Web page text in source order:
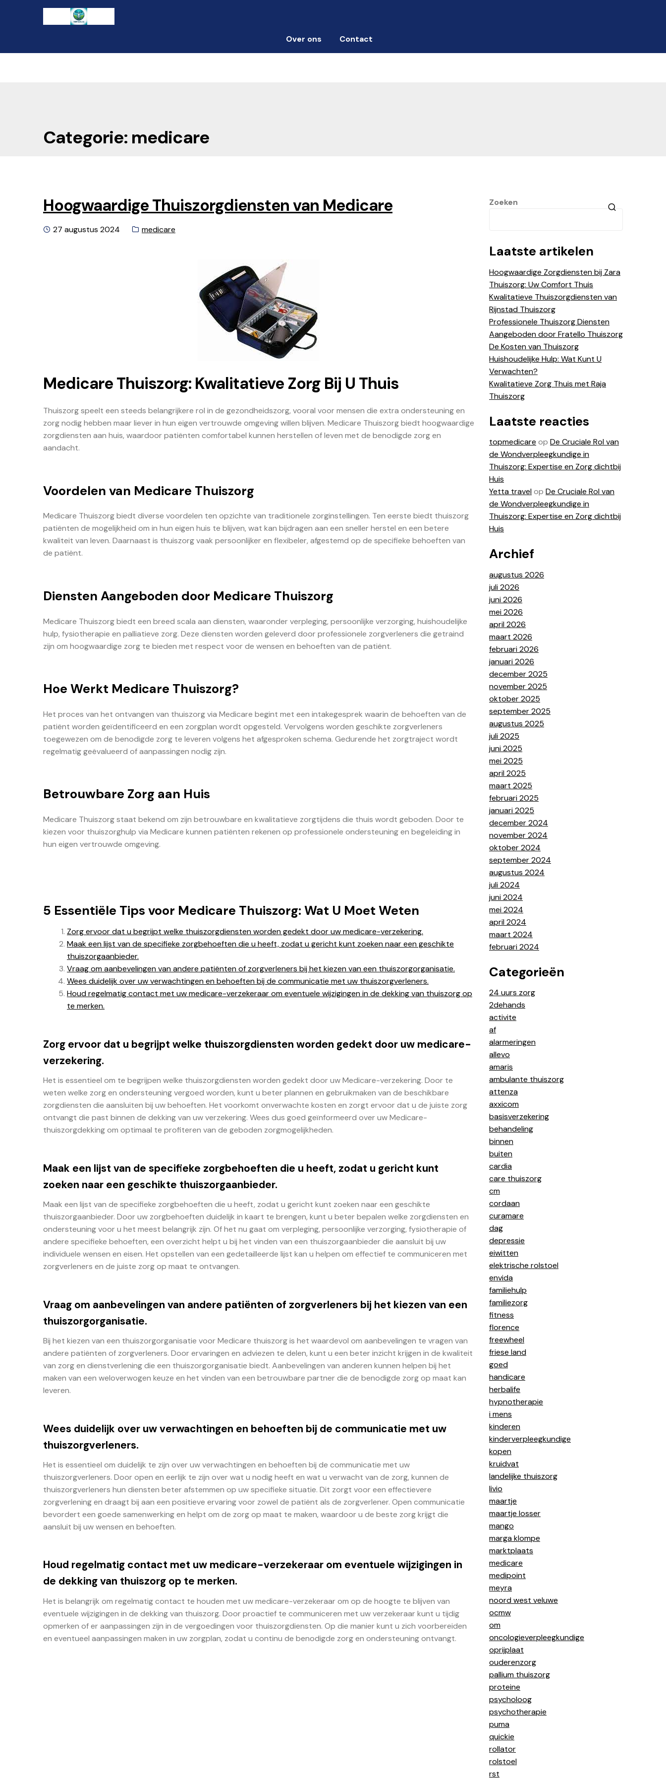
Over ons Contact
Categorie: medicare
Hoogwaardige Thuiszorgdiensten van Medicare
Geplaatst
27 augustus 2024 Categorie:
medicare
Medicare Thuiszorg: Kwalitatieve Zorg Bij U Thuis
Thuiszorg speelt een steeds belangrijkere rol in de gezondheidszorg, vooral voor mensen die extra ondersteuning en
zorg nodig hebben maar liever in hun eigen vertrouwde omgeving willen blijven. Medicare Thuiszorg biedt hoogwaardige
zorgdiensten aan huis, waardoor patiënten comfortabel kunnen herstellen of leven met de benodigde zorg en
aandacht.
Voordelen van Medicare Thuiszorg
Medicare Thuiszorg biedt diverse voordelen ten opzichte van traditionele zorginstellingen. Ten eerste biedt thuiszorg
patiënten de mogelijkheid om in hun eigen huis te blijven, wat kan bijdragen aan een sneller herstel en een betere
kwaliteit van leven. Daarnaast is thuiszorg vaak persoonlijker en flexibeler, afgestemd op de specifieke behoeften van
de patiënt.
Diensten Aangeboden door Medicare Thuiszorg
Medicare Thuiszorg biedt een breed scala aan diensten, waaronder verpleging, persoonlijke verzorging, huishoudelijke
hulp, fysiotherapie en palliatieve zorg. Deze diensten worden geleverd door professionele zorgverleners die getraind
zijn om hoogwaardige zorg te bieden met respect voor de wensen en behoeften van de patiënt.
Hoe Werkt Medicare Thuiszorg?
Het proces van het ontvangen van thuiszorg via Medicare begint met een intakegesprek waarin de behoeften van de
patiënt worden geïdentificeerd en een zorgplan wordt opgesteld. Vervolgens worden geschikte zorgverleners
toegewezen om de benodigde zorg te leveren volgens het afgesproken schema. Gedurende het zorgtraject wordt
regelmatig geëvalueerd of aanpassingen nodig zijn.
Betrouwbare Zorg aan Huis
Medicare Thuiszorg staat bekend om zijn betrouwbare en kwalitatieve zorgtijdens die thuis wordt geboden. Door te
kiezen voor thuiszorghulp via Medicare kunnen patiënten rekenen op professionele ondersteuning en begeleiding in
hun eigen vertrouwde omgeving.
5 Essentiële Tips voor Medicare Thuiszorg: Wat U Moet Weten
Zorg ervoor dat u begrijpt welke thuiszorgdiensten worden gedekt door uw medicare-verzekering.
Maak een lijst van de specifieke zorgbehoeften die u heeft, zodat u gericht kunt zoeken naar een geschikte
thuiszorgaanbieder.
Vraag om aanbevelingen van andere patiënten of zorgverleners bij het kiezen van een thuiszorgorganisatie.
Wees duidelijk over uw verwachtingen en behoeften bij de communicatie met uw thuiszorgverleners.
Houd regelmatig contact met uw medicare-verzekeraar om eventuele wijzigingen in de dekking van thuiszorg op
te merken.
Zorg ervoor dat u begrijpt welke thuiszorgdiensten worden gedekt door uw medicare-
verzekering.
Het is essentieel om te begrijpen welke thuiszorgdiensten worden gedekt door uw Medicare-verzekering. Door te
weten welke zorg en ondersteuning vergoed worden, kunt u beter plannen en gebruikmaken van de beschikbare
zorgdiensten die aansluiten bij uw behoeften. Het voorkomt onverwachte kosten en zorgt ervoor dat u de juiste zorg
ontvangt die past binnen de dekking van uw verzekering. Wees dus goed geïnformeerd over uw Medicare-
thuiszorgdekking om optimaal te profiteren van de geboden zorgmogelijkheden.
Maak een lijst van de specifieke zorgbehoeften die u heeft, zodat u gericht kunt
zoeken naar een geschikte thuiszorgaanbieder.
Maak een lijst van de specifieke zorgbehoeften die u heeft, zodat u gericht kunt zoeken naar een geschikte
thuiszorgaanbieder. Door uw zorgbehoeften duidelijk in kaart te brengen, kunt u beter bepalen welke zorgdiensten en
ondersteuning voor u het meest belangrijk zijn. Of het nu gaat om verpleging, persoonlijke verzorging, fysiotherapie of
andere specifieke behoeften, een overzicht helpt u bij het vinden van een thuiszorgaanbieder die aansluit bij uw
individuele wensen en eisen. Het opstellen van een gedetailleerde lijst kan u helpen om effectief te communiceren met
zorgverleners en de juiste zorg op maat te ontvangen.
Vraag om aanbevelingen van andere patiënten of zorgverleners bij het kiezen van een
thuiszorgorganisatie.
Bij het kiezen van een thuiszorgorganisatie voor Medicare thuiszorg is het waardevol om aanbevelingen te vragen van
andere patiënten of zorgverleners. Door ervaringen en adviezen te delen, kunt u een beter inzicht krijgen in de kwaliteit
van zorg en dienstverlening die een thuiszorgorganisatie biedt. Aanbevelingen van anderen kunnen helpen bij het
maken van een weloverwogen keuze en het vinden van een betrouwbare partner die de benodigde zorg op maat kan
leveren.
Wees duidelijk over uw verwachtingen en behoeften bij de communicatie met uw
thuiszorgverleners.
Het is essentieel om duidelijk te zijn over uw verwachtingen en behoeften bij de communicatie met uw
thuiszorgverleners. Door open en eerlijk te zijn over wat u nodig heeft en wat u verwacht van de zorg, kunnen de
thuiszorgverleners hun diensten beter afstemmen op uw specifieke situatie. Dit zorgt voor een effectievere
zorgverlening en draagt bij aan een positieve ervaring voor zowel de patiënt als de zorgverlener. Open communicatie
bevordert een goede samenwerking en helpt om de zorg op maat te maken, waardoor u de beste zorg krijgt die
aansluit bij uw wensen en behoeften.
Houd regelmatig contact met uw medicare-verzekeraar om eventuele wijzigingen in
de dekking van thuiszorg op te merken.
Het is belangrijk om regelmatig contact te houden met uw medicare-verzekeraar om op de hoogte te blijven van
eventuele wijzigingen in de dekking van thuiszorg. Door proactief te communiceren met uw verzekeraar kunt u tijdig
opmerken of er aanpassingen zijn in de vergoedingen voor thuiszorgdiensten. Op die manier kunt u zich voorbereiden
en eventueel aanpassingen maken in uw zorgplan, zodat u continu de benodigde zorg en ondersteuning ontvangt.
Zoeken
Laatste artikelen
Hoogwaardige Zorgdiensten bij Zara
Thuiszorg: Uw Comfort Thuis
Kwalitatieve Thuiszorgdiensten van
Rijnstad Thuiszorg
Professionele Thuiszorg Diensten
Aangeboden door Fratello Thuiszorg
De Kosten van Thuiszorg
Huishoudelijke Hulp: Wat Kunt U
Verwachten?
Kwalitatieve Zorg Thuis met Raja
Thuiszorg
Laatste reacties
topmedicare op De Cruciale Rol van
de Wondverpleegkundige in
Thuiszorg: Expertise en Zorg dichtbij
Huis
Yetta travelop De Cruciale Rol van
de Wondverpleegkundige in
Thuiszorg: Expertise en Zorg dichtbij
Huis
Archief
augustus 2026
juli 2026
juni 2026
mei 2026
april 2026
maart 2026
februari 2026
januari 2026
december 2025
november 2025
oktober 2025
september 2025
augustus 2025
juli 2025
juni 2025
mei 2025
april 2025
maart 2025
februari 2025
januari 2025
december 2024
november 2024
oktober 2024
september 2024
augustus 2024
juli 2024
juni 2024
mei 2024
april 2024
maart 2024
februari 2024
Categorieën
24 uurs zorg
2dehands
activite
af
alarmeringen
allevo
amaris
ambulante thuiszorg
attenza
axxicom
basisverzekering
behandeling
binnen
buiten
cardia
care thuiszorg
cm
cordaan
curamare
dag
depressie
eiwitten
elektrische rolstoel
envida
familiehulp
familiezorg
fitness
florence
freewheel
friese land
goed
handicare
herbalife
hypnotherapie
i mens
kinderen
kinderverpleegkundige
kopen
kruidvat
landelijke thuiszorg
livio
maartje
maartje losser
mango
marga klompe
marktplaats
medicare
medipoint
meyra
noord west veluwe
ocmw
om
oncologieverpleegkundige
oprijplaat
ouderenzorg
pallium thuiszorg
proteine
psycholoog
psychotherapie
puma
quickie
rollator
rolstoel
rst